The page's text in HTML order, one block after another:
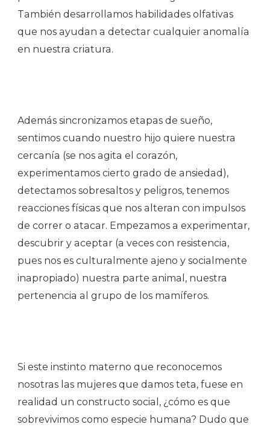
También desarrollamos habilidades olfativas
que nos ayudan a detectar cualquier anomalía
en nuestra criatura.
Además sincronizamos etapas de sueño,
sentimos cuando nuestro hijo quiere nuestra
cercanía (se nos agita el corazón,
experimentamos cierto grado de ansiedad),
detectamos sobresaltos y peligros, tenemos
reacciones físicas que nos alteran con impulsos
de correr o atacar. Empezamos a experimentar,
descubrir y aceptar (a veces con resistencia,
pues nos es culturalmente ajeno y socialmente
inapropiado) nuestra parte animal, nuestra
pertenencia al grupo de los mamíferos.
Si este instinto materno que reconocemos
nosotras las mujeres que damos teta, fuese en
realidad un constructo social, ¿cómo es que
sobrevivimos como especie humana? Dudo que